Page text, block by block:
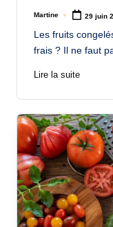
Posted
Martine 29 juin
Les fruits
frais ? Il ne faut
Lire la suite